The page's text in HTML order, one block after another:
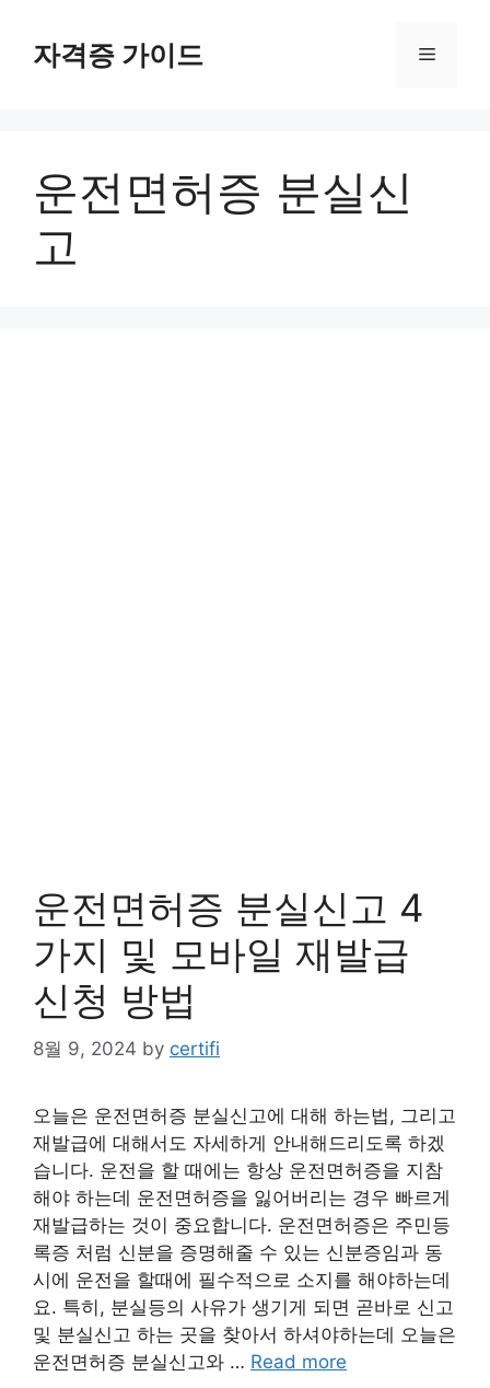
content자격증 가이드 Menu
운전면허증 분실신
고
운전면허증 분실신고 4
가지 및 모바일 재발급
신청 방법
8월 9, 2024 by certifi
오늘은 운전면허증 분실신고에 대해 하는법, 그리고
재발급에 대해서도 자세하게 안내해드리도록 하겠
습니다. 운전을 할 때에는 항상 운전면허증을 지참
해야 하는데 운전면허증을 잃어버리는 경우 빠르게
재발급하는 것이 중요합니다. 운전면허증은 주민등
록증 처럼 신분을 증명해줄 수 있는 신분증임과 동
시에 운전을 할때에 필수적으로 소지를 해야하는데
요. 특히, 분실등의 사유가 생기게 되면 곧바로 신고
및 분실신고 하는 곳을 찾아서 하셔야하는데 오늘은
운전면허증 분실신고와 … Read more